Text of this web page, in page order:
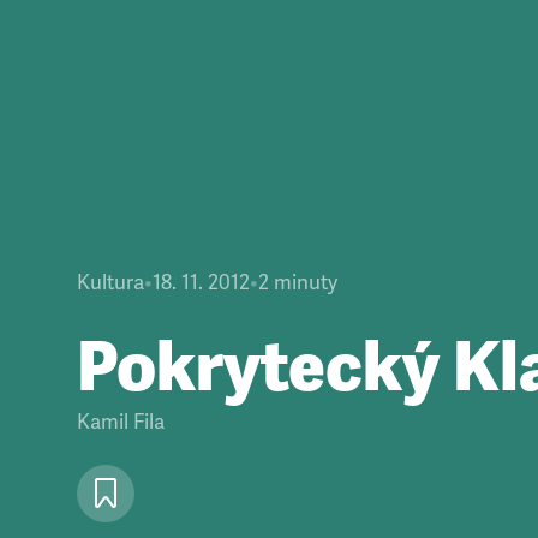
Kultura•18. 11. 2012•2 minuty
Pokrytecký
Kamil Fila